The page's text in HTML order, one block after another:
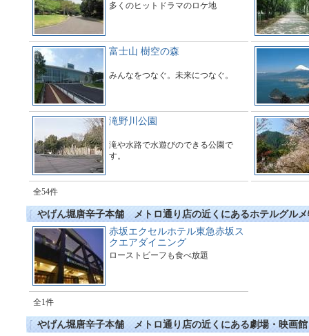
多くのヒットドラマのロケ地
富士山 樹空の森
みんなをつなぐ。未来につなぐ。
滝野川公園
滝や水路で水遊びのできる公園で
す。
全54件
やげん堀唐辛子本舗 メトロ通り店の近くにあるホテルグルメ
赤坂エクセルホテル東急赤坂ス
クエアダイニング
ローストビーフも食べ放題
全1件
やげん堀唐辛子本舗 メトロ通り店の近くにある劇場・映画館